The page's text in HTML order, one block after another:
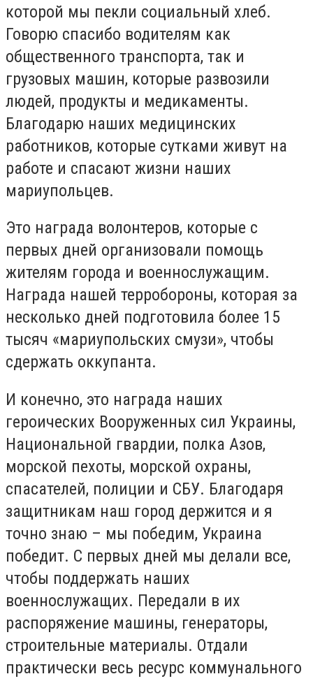
которой мы пекли социальный хлеб.
Говорю спасибо водителям как
общественного транспорта, так и
грузовых машин, которые развозили
людей, продукты и медикаменты.
Благодарю наших медицинских
работников, которые сутками живут на
работе и спасают жизни наших
мариупольцев.
Это награда волонтеров, которые с
первых дней организовали помощь
жителям города и военнослужащим.
Награда нашей терробороны, которая за
несколько дней подготовила более 15
тысяч «мариупольских смузи», чтобы
сдержать оккупанта.
И конечно, это награда наших
героических Вооруженных сил Украины,
Национальной гвардии, полка Азов,
морской пехоты, морской охраны,
спасателей, полиции и СБУ. Благодаря
защитникам наш город держится и я
точно знаю – мы победим, Украина
победит. С первых дней мы делали все,
чтобы поддержать наших
военнослужащих. Передали в их
распоряжение машины, генераторы,
строительные материалы. Отдали
практически весь ресурс коммунального